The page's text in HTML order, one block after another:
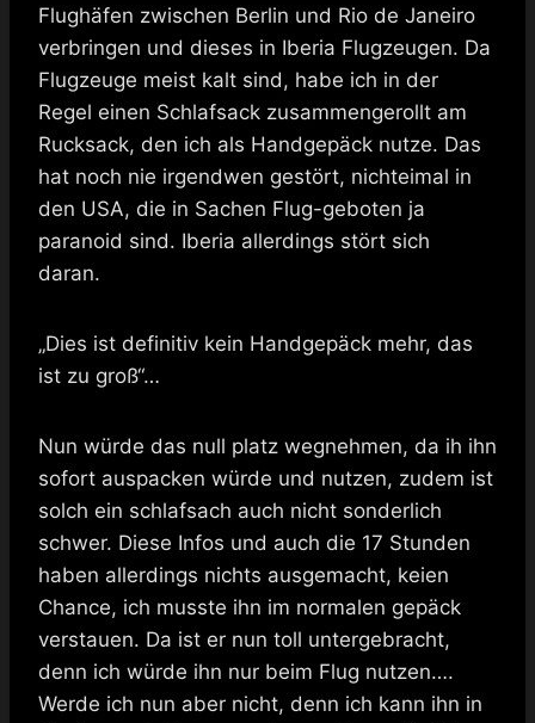
Flughäfen zwischen Berlin und Rio de Janeiro
verbringen und dieses in Iberia Flugzeugen. Da
Flugzeuge meist kalt sind, habe ich in der
Regel einen Schlafsack zusammengerollt am
Rucksack, den ich als Handgepäck nutze. Das
hat noch nie irgendwen gestört, nichteimal in
den USA, die in Sachen Flug-geboten ja
paranoid sind. Iberia allerdings stört sich
daran.
„Dies ist definitiv kein Handgepäck mehr, das
ist zu groß“…
Nun würde das null platz wegnehmen, da ih ihn
sofort auspacken würde und nutzen, zudem ist
solch ein schlafsach auch nicht sonderlich
schwer. Diese Infos und auch die 17 Stunden
haben allerdings nichts ausgemacht, keien
Chance, ich musste ihn im normalen gepäck
verstauen. Da ist er nun toll untergebracht,
denn ich würde ihn nur beim Flug nutzen….
Werde ich nun aber nicht, denn ich kann ihn in